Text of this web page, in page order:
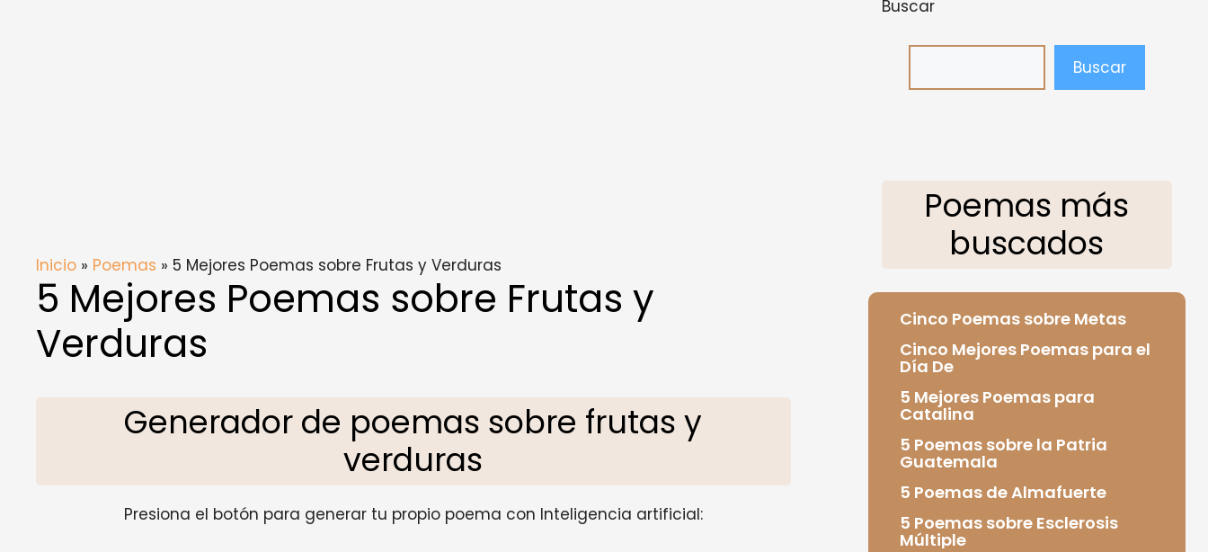
Inicio » Poemas » 5 Mejores Poemas sobre Frutas y Verduras
5 Mejores Poemas sobre Frutas y
Verduras
Generador de poemas sobre frutas y
verduras
Presiona el botón para generar tu propio poema con Inteligencia artificial:
Buscar
Buscar
Poemas más
buscados
Cinco Poemas sobre Metas
Cinco Mejores Poemas para el
Día De
5 Mejores Poemas para
Catalina
5 Poemas sobre la Patria
Guatemala
5 Poemas de Almafuerte
5 Poemas sobre Esclerosis
Múltiple